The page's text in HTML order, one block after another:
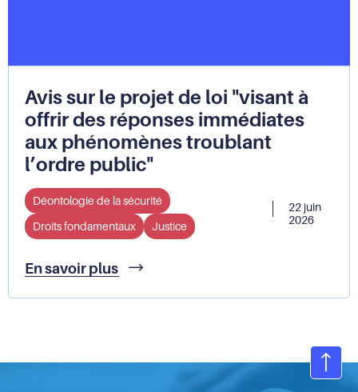
recommande
une
réforme
du
cadre
juridique
Avis sur le projet de loi "visant à
offrir des réponses immédiates
aux phénomènes troublant
l’ordre public"
Déontologie de la sécurité
Droits fondamentaux
Justice
22 juin
2026
En savoir plus
Avis
le
"visant